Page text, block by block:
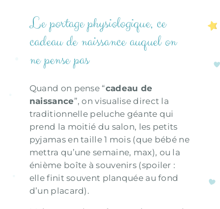
Le portage physiologique, ce
cadeau de naissance auquel on
ne pense pas
Quand on pense “cadeau de
naissance”, on visualise direct la
traditionnelle peluche géante qui
prend la moitié du salon, les petits
pyjamas en taille 1 mois (que bébé ne
mettra qu’une semaine, max), ou la
énième boîte à souvenirs (spoiler :
elle finit souvent planquée au fond
d’un placard).